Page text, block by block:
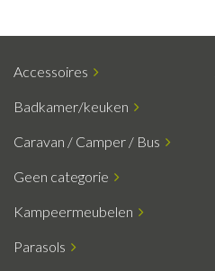
Accessoires
Badkamer/keuken
Caravan / Camper / Bus
Geen categorie
Kampeermeubelen
Parasols